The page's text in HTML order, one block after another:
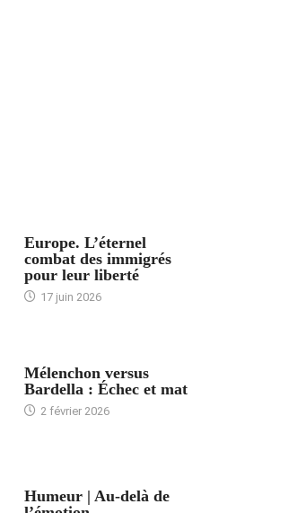
Europe. L’éternel
combat des immigrés
pour leur liberté
17 juin 2026
Mélenchon versus
Bardella : Échec et mat
2 février 2026
Humeur | Au-delà de